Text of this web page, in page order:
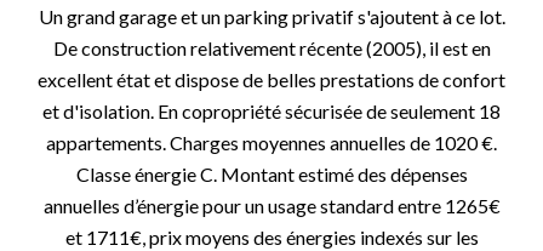
Un grand garage et un parking privatif s'ajoutent à ce lot.
De construction relativement récente (2005), il est en
excellent état et dispose de belles prestations de confort
et d'isolation. En copropriété sécurisée de seulement 18
appartements. Charges moyennes annuelles de 1020 €.
Classe énergie C. Montant estimé des dépenses
annuelles d’énergie pour un usage standard entre 1265€
et 1711€, prix moyens des énergies indexés sur les